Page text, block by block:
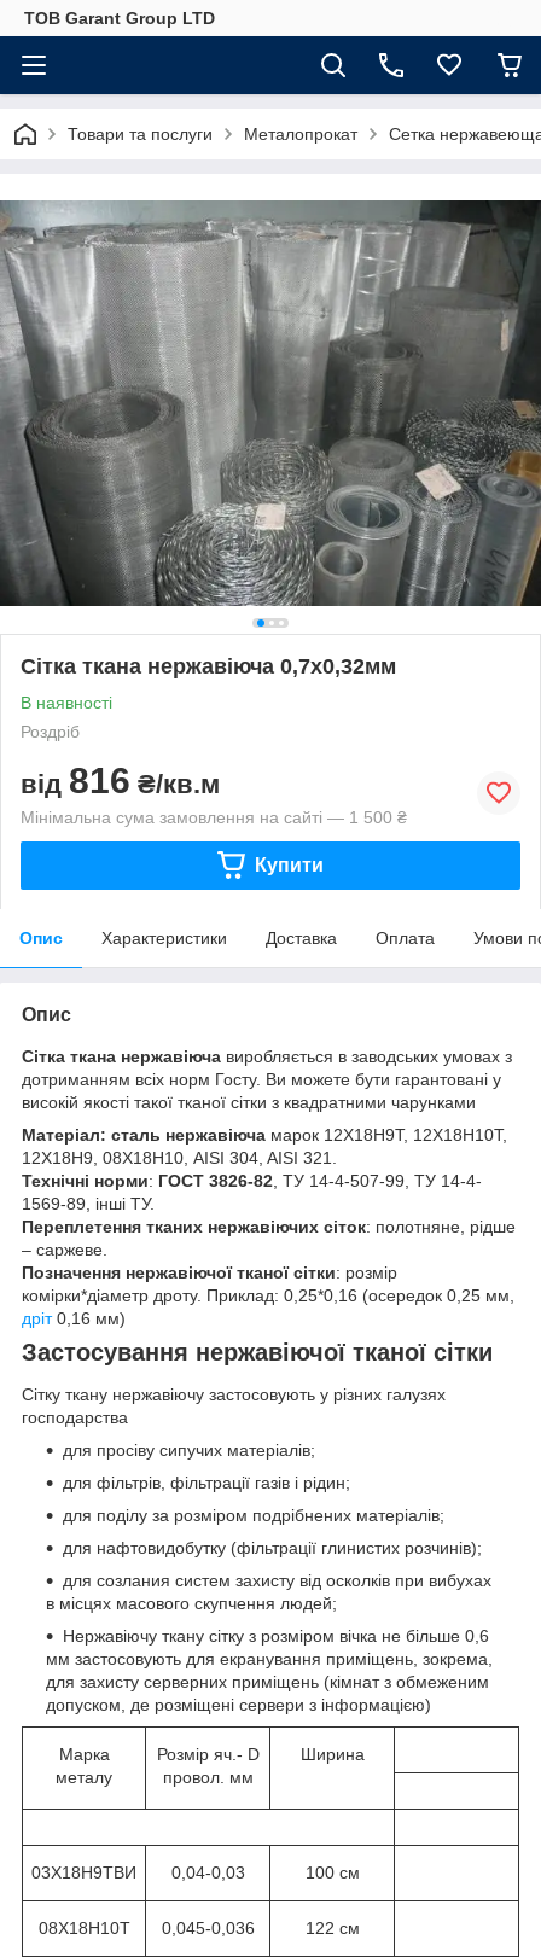
ТОВ Garant Group LTD
Товари та послуги Металопрокат Сетка
Сітка ткана нержавіюча 0,7х0,32мм
В наявності
Роздріб
від 816 ₴/кв.м
Мінімальна сума замовлення на сайті — 1 500 ₴
Купити
Опис Характеристики Доставка Оплата Умови
Опис
Сітка ткана нержавіюча виробляється в заводських умовах з
дотриманням всіх норм Госту. Ви можете бути гарантовані у
високій якості такої тканої сітки з квадратними чарунками
Матеріал: сталь нержавіюча марок 12Х18Н9Т, 12Х18Н10Т,
12Х18Н9, 08Х18Н10, AISI 304, AISI 321.
Технічні норми: ГОСТ 3826-82 , ТУ 14-4-507-99, ТУ 14-4-
1569-89, інші ТУ.
Переплетення тканих нержавіючих сіток: полотняне, рідше
– саржеве.
Позначення нержавіючої тканої сітки: розмір
комірки*діаметр дроту. Приклад: 0,25*0,16 (осередок 0,25 мм,
дріт0,16 мм)
Застосування нержавіючої тканої сітки
Сітку ткану нержавіючу застосовують у різних галузях
господарства
для просіву сипучих матеріалів;
для фільтрів, фільтрації газів і рідин;
для поділу за розміром подрібнених матеріалів;
для нафтовидобутку (фільтрації глинистих розчинів);
для созлания систем захисту від осколків при вибухах
в місцях масового скупчення людей;
Нержавіючу ткану сітку з розміром вічка не більше 0,6
мм застосовують для екранування приміщень, зокрема,
для захисту серверних приміщень (кімнат з обмеженим
допуском, де розміщені сервери з інформацією)
Марка
металу
Розмір яч.- D
провол. мм
Ширина
03Х18Н9ТВИ 0,04-0,03 100 см
08Х18Н10Т 0,045-0,036 122 см